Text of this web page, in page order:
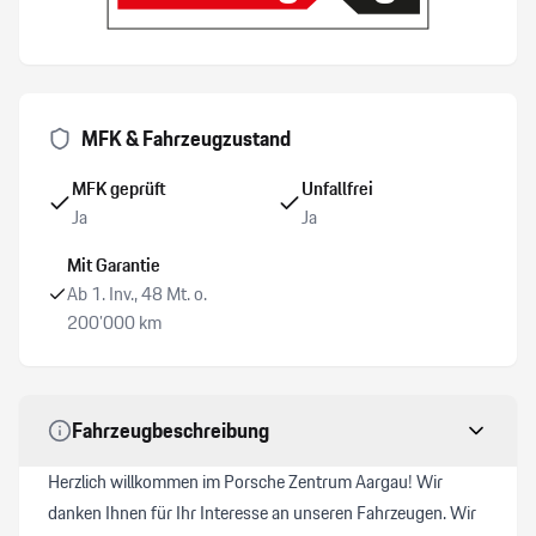
Active Suspension Management PASM
Connect Plus
Park-Distanz-Sensor vorne + hinten
Zwei Zonen-Klimaautomatik
ABS Antiblockiersystem
Seitenairbag Fahrer und Beifahrerseite
MFK & Fahrzeugzustand
MFK geprüft
Ja
Unfallfrei
Ja
Mit Garantie
Ab 1. Inv., 48 Mt. o.
200’000 km
Fahrzeugbeschreibung
Herzlich willkommen im Porsche Zentrum Aargau! Wir
danken Ihnen für Ihr Interesse an unseren Fahrzeugen. Wir